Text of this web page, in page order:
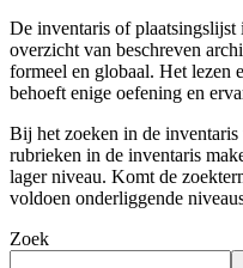
De inventaris of plaatsingslijst
overzicht van beschreven
formeel en globaal. Het lezen
behoeft enige oefening en
Bij het zoeken in de
rubrieken in de inventaris
lager niveau. Komt de
voldoen onderliggende
Zoek